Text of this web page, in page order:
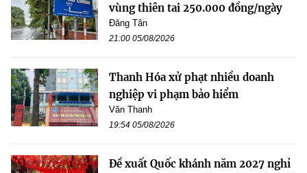
vùng thiên tai 250.000 đồng/ngày
Đăng Tân
21:00 05/08/2026
Thanh Hóa xử phạt nhiều doanh
nghiệp vi phạm bảo hiểm
Văn Thanh
19:54 05/08/2026
Đề xuất Quốc khánh năm 2027 nghỉ